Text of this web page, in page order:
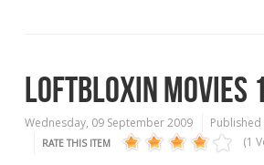
LOFTBLOXIN MOVIES
Wednesday, 09 September 2009 Published
RATE THIS ITEM (1